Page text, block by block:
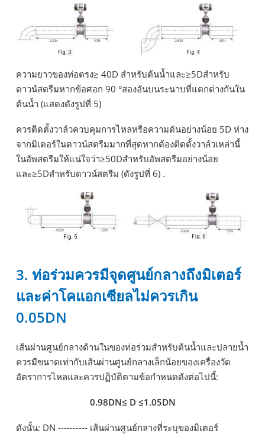
ความยาวของท่อตรง≥ 40D สำหรับต้นน้ำและ≥5Dสำหรับ
ดาวน์สตรีมหากข้อศอก 90 °สองอันบนระนาบที่แตกต่างกันใน
ต้นน้ำ (แสดงดังรูปที่ 5)
ควรติดตั้งวาล์วควบคุมการไหลหรือความดันอย่างน้อย 5D ห่าง
จากมิเตอร์ในดาวน์สตรีมมากที่สุดหากต้องติดตั้งวาล์วเหล่านี้
ในอัพสตรีมให้แน่ใจว่า≥50Dสำหรับอัพสตรีมอย่างน้อย
และ≥5Dสำหรับดาวน์สตรีม (ดังรูปที่ 6) .
3. ท่อร่วมควรมีจุดศูนย์กลางถึงมิเตอร์
และค่าโคแอกเซียลไม่ควรเกิน
0.05DN
เส้นผ่านศูนย์กลางด้านในของท่อร่วมสำหรับต้นน้ำและปลายน้ำ
ควรมีขนาดเท่ากับเส้นผ่านศูนย์กลางเล็กน้อยของเครื่องวัด
อัตราการไหลและควรปฏิบัติตามข้อกำหนดดังต่อไปนี้:
0.98DN≤ D ≤1.05DN
ดังนั้น: DN ---------- เส้นผ่านศูนย์กลางที่ระบุของมิเตอร์